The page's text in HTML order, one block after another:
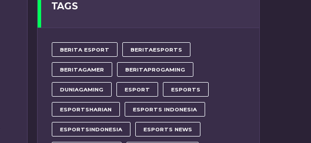
TAGS
BERITA ESPORT BERITAESPORTS
BERITAGAMER BERITAPROGAMING
DUNIAGAMING ESPORT ESPORTS
ESPORTSHARIAN ESPORTS INDONESIA
ESPORTSINDONESIA ESPORTS NEWS